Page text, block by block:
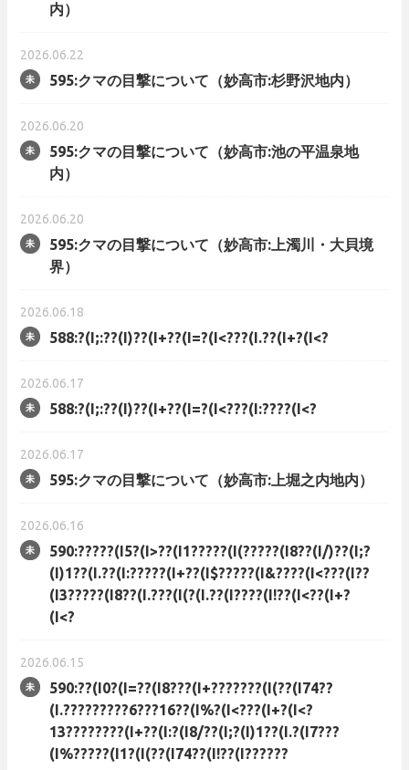
内）
2026.06.22
595:クマの目撃について（妙高市:杉野沢地内）
2026.06.20
595:クマの目撃について（妙高市:池の平温泉地
内）
2026.06.20
595:クマの目撃について（妙高市:上濁川・大貝境
界）
2026.06.18
588:?(I;:??(I)??(I+??(I=?(I<???(I.??(I+?(I<?
2026.06.17
588:?(I;:??(I)??(I+??(I=?(I<???(I:????(I<?
2026.06.17
595:クマの目撃について（妙高市:上堀之内地内）
2026.06.16
590:?????(I5?(I>??(I1?????(I(?????(I8??(I/)??(I;?
(I)1??(I.??(I:?????(I+??(I$?????(I&????(I<???(I??
(I3?????(I8??(I.???(I(?(I.??(I????(I!??(I<??(I+?
(I<?
2026.06.15
590:??(I0?(I=??(I8???(I+???????(I(??(I74??
(I.?????????6???16??(I%?(I<???(I+?(I<?
13????????(I+??(I:?(I8/??(I;?(I)1??(I.?(I7???
(I%?????(I1?(I(??(I74??(I!??(I??????